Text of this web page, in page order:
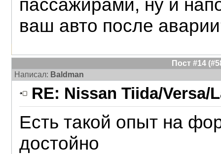
пассажирами, ну и
ваш авто после
Пост #14
Написал: Baldman
RE: Nissan Tiida/Versa/
Есть такой опыт на
достойно